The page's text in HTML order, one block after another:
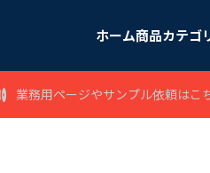
ホーム商品カテゴ
業務用ページやサンプル依頼はこ